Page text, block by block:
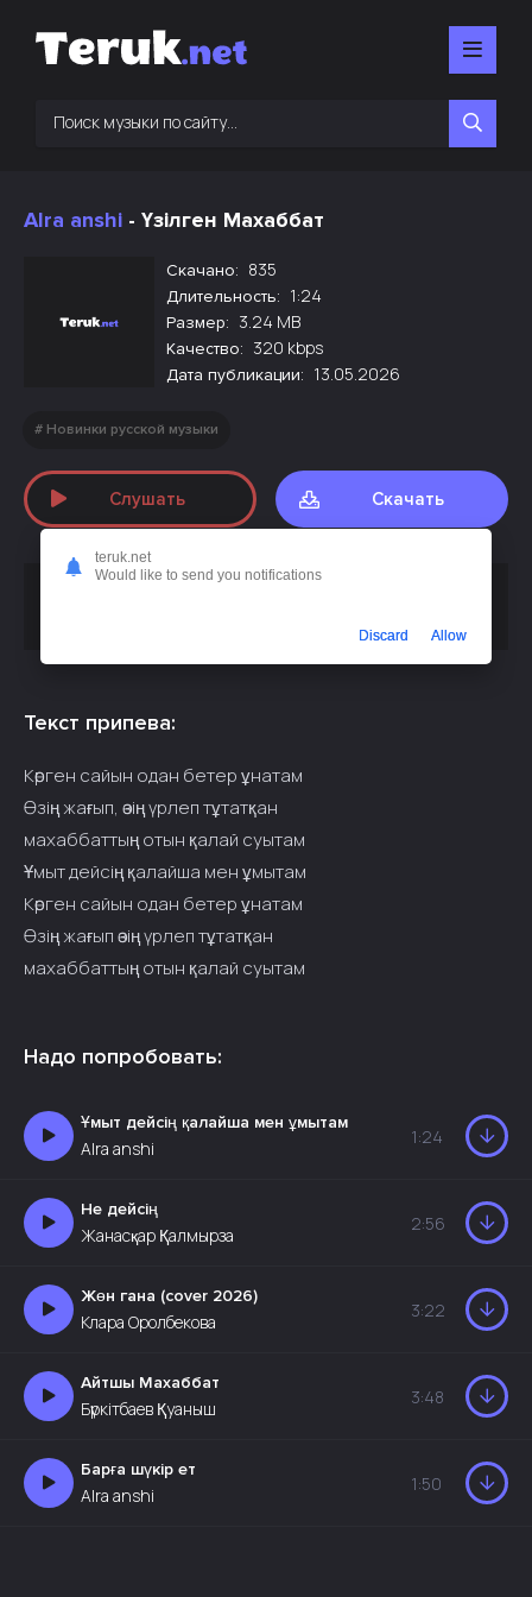
AIra anshi - Үзілген Махаббат
Скачано: 835
Длительность: 1:24
Размер: 3.24 MB
Качество: 320 kbps
Дата публикации: 13.05.2026
Новинки русской музыки
Слушать Скачать
Текст припева:
Көрген сайын одан бетер ұнатам
Өзің жағып, өзің үрлеп тұтатқан
махаббаттың отын қалай суытам
Ұмыт дейсің қалайша мен ұмытам
Көрген сайын одан бетер ұнатам
Өзің жағып өзің үрлеп тұтатқан
махаббаттың отын қалай суытам
Надо попробовать:
Ұмыт дейсің қалайша мен ұмытам
AIra anshi
1:24
Не дейсің
Жанасқар Қалмырза
2:56
Жөн гана (cover 2026)
Клара Оролбекова
3:22
Айтшы Махаббат
Бүркітбаев Қуаныш
3:48
Барға шүкір ет
AIra anshi
1:50
teruk.net
Would like to send you notifications
Discard Allow